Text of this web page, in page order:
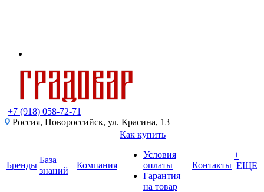
+7 (918) 058-72-71
Россия, Новороссийск, ул. Красина, 13
Бренды
База
знаний
Компания
Как купить
Условия
оплаты
Гарантия
на товар
Контакты
+
ЕЩЕ